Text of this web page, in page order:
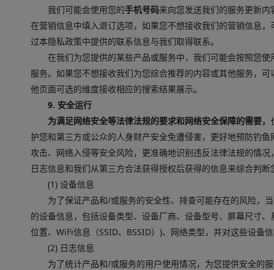
我们可能会使用您的手机号码来向您发送我们的服务更新内
在营销信息中填入退订选项，如果您不想接收我们的营销信息
过本隐私政策中提供的联系信息与我们取得联系。
在我们为您提供的某些产品或服务中，我们可能会按照您
服务。如果您不想接收我们为您综合推荐的内容或其他服务，
他页面可选的维度接收相应的搜索结果展示。
9. 安全运行
为满足网络安全等法律法规的要求和网络安全保障的需要，
护您和第三方或公众的人身财产安全免遭侵害，更好地预防钓
攻击、网络入侵等安全风险，更准确地识别违反法律法规的情
日志信息和我们从第三方合法获得授权后获得的信息来综合判
(1) 设备信息
为了保证产品和/或服务的安全性、排查可能存在的风险，
的设备信息，包括设备类型、设备厂商、设备型号、屏幕尺寸
位置、WiFi信息（SSID、BSSID）)、网络类型，并对这些设备
(2) 日志信息
为了统计产品和/或服务的用户使用情况，为您提供安全的